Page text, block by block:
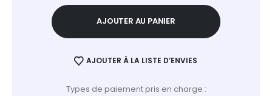
AJOUTER AU PANIER
AJOUTER À LA LISTE D’ENVIES
Types de paiement pris en charge :